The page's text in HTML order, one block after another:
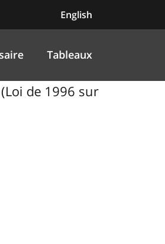
English
Tableaux
de 1996 sur